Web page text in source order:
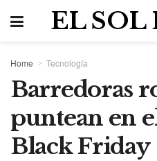
EL SOL
Home Tecnología
Barredoras
puntean en
Black Friday